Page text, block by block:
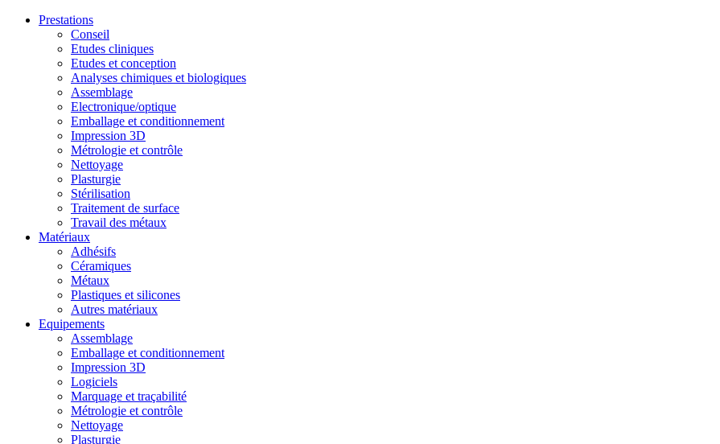
Prestations
Conseil
Etudes cliniques
Etudes et conception
Analyses chimiques et biologiques
Assemblage
Electronique/optique
Emballage et conditionnement
Impression 3D
Métrologie et contrôle
Nettoyage
Plasturgie
Stérilisation
Traitement de surface
Travail des métaux
Matériaux
Adhésifs
Céramiques
Métaux
Plastiques et silicones
Autres matériaux
Equipements
Assemblage
Emballage et conditionnement
Impression 3D
Logiciels
Marquage et traçabilité
Métrologie et contrôle
Nettoyage
Plasturgie